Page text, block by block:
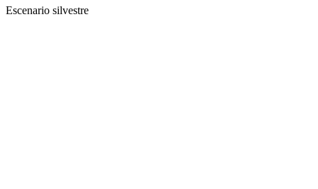
Escenario silvestre